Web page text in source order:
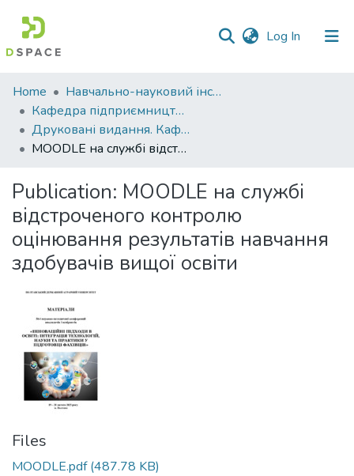
Log In (current)
Communities
&
Collections
Statistics
Home
Навчально-науковий інститут економіки, управління, права та інформаційних технологій
Кафедра підприємництва і права
Друковані видання. Кафедра підприємництва і права
MOODLE на службі відстроченого контролю оцінювання результатів навчання здобувачів вищої освіти
Publication: MOODLE на службі
відстроченого контролю
оцінювання результатів навчання
здобувачів вищої освіти
Files
MOODLE.pdf(487.78 KB)